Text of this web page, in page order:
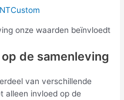
onze waarden beïnvloedt
de samenleving
van verschillende
alleen invloed op de